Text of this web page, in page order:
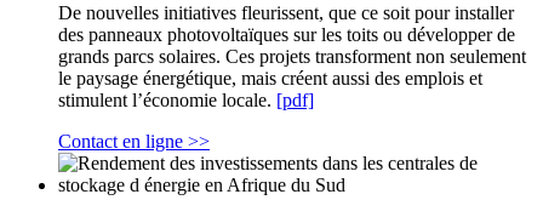
De nouvelles initiatives fleurissent, que ce soit pour installer
des panneaux photovoltaïques sur les toits ou développer de
grands parcs solaires. Ces projets transforment non seulement
le paysage énergétique, mais créent aussi des emplois et
stimulent l’économie locale. [pdf]
Contact en ligne >>